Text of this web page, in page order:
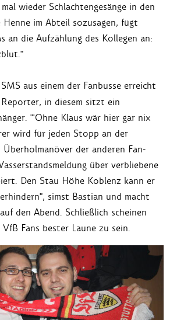
wieder Schlachtengesänge in den
Henne im Abteil sozusagen, fügt
an die Aufzählung des Kollegen an:
SMS aus einem der Fanbusse erreicht
in diesem sitzt ein
"'Ohne Klaus wär hier gar nix
wird für jeden Stopp an der
der anderen Fan-
über verbliebene
Den Stau Höhe Koblenz kann er
simst Bastian und macht
den Abend. Schließlich scheinen
Fans bester Laune zu sein.